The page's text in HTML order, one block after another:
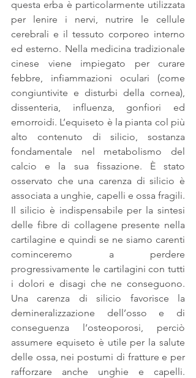
questa erba è particolarmente utilizzata
per lenire i nervi, nutrire le cellule
cerebrali e il tessuto corporeo interno
ed esterno. Nella medicina tradizionale
cinese viene impiegato per curare
febbre, infiammazioni oculari (come
congiuntivite e disturbi della cornea),
dissenteria, influenza, gonfiori ed
emorroidi. L’equiseto è la pianta col più
alto contenuto di silicio, sostanza
fondamentale nel metabolismo del
calcio e la sua fissazione. È stato
osservato che una carenza di silicio è
associata a unghie, capelli e ossa fragili.
Il silicio è indispensabile per la sintesi
delle fibre di collagene presente nella
cartilagine e quindi se ne siamo carenti
cominceremo a perdere
progressivamente le cartilagini con tutti
i dolori e disagi che ne conseguono.
Una carenza di silicio favorisce la
demineralizzazione dell’osso e di
conseguenza l‘osteoporosi, perciò
assumere equiseto è utile per la salute
delle ossa, nei postumi di fratture e per
rafforzare anche unghie e capelli.